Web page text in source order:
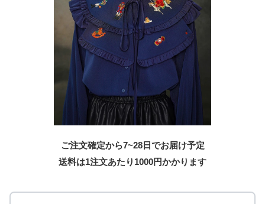
ご注文確定から7~28日でお届け予定
送料は1注文あたり 1000円かかります